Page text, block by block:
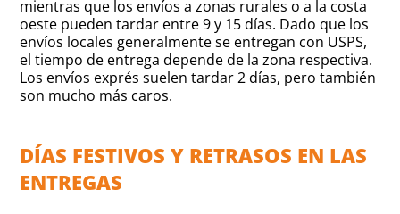
mientras que los envíos a zonas rurales o a la costa
oeste pueden tardar entre 9 y 15 días. Dado que los
envíos locales generalmente se entregan con USPS,
el tiempo de entrega depende de la zona respectiva.
Los envíos exprés suelen tardar 2 días, pero también
son mucho más caros.
DÍAS FESTIVOS Y RETRASOS EN LAS
ENTREGAS